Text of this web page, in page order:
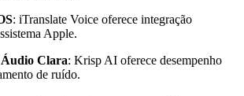
: iTranslate Voice oferece integração
Apple.
Clara: Krisp AI oferece desempenho
de ruído.